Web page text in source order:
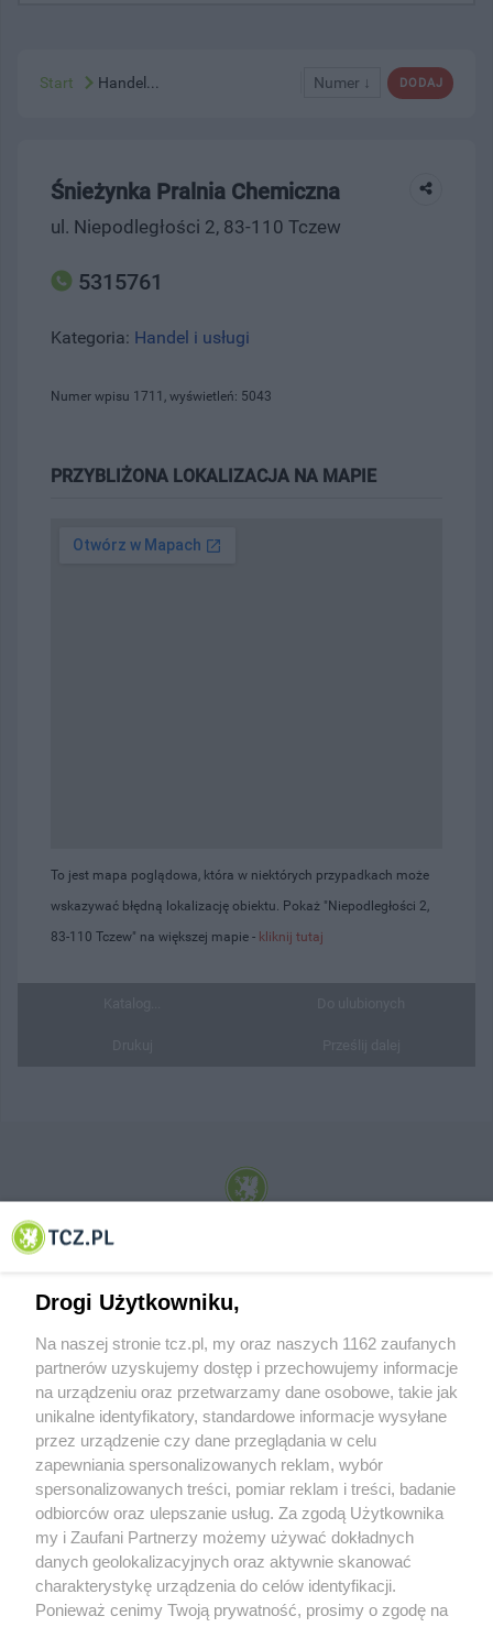
DODAJ
Numer ↓
Start Handel...
Śnieżynka Pralnia Chemiczna
ul. Niepodległości 2, 83-110 Tczew
5315761
Kategoria: Handel i usługi
Numer wpisu 1711, wyświetleń: 5043
PRZYBLIŻONA LOKALIZACJA NA MAPIE
To jest mapa poglądowa, która w niektórych przypadkach może
wskazywać błędną lokalizację obiektu. Pokaż "Niepodległości 2,
83-110 Tczew" na większej mapie - kliknij tutaj
© 2001-2026 Tczew - TCZ.PL Sp. z o.o. Internetowy Serwis Informacyjny Miasta
O FIRMIE POLITYKA PRYWATNOŚCI HOSTING
REKLAMA WSPÓŁPRACA RSS FACEBOOK KONTAKT
Nasze serwisy
Aktualności
Tcz24
Muzyka i kultura
Archiwum wydarzeń
Drogi Użytkowniku,
Na naszej stronie tcz.pl, my oraz naszych 1162 zaufanych
partnerów uzyskujemy dostęp i przechowujemy informacje
na urządzeniu oraz przetwarzamy dane osobowe, takie jak
unikalne identyfikatory, standardowe informacje wysyłane
przez urządzenie czy dane przeglądania w celu
zapewniania spersonalizowanych reklam, wybór
spersonalizowanych treści, pomiar reklam i treści, badanie
odbiorców oraz ulepszanie usług. Za zgodą Użytkownika
my i Zaufani Partnerzy możemy używać dokładnych
danych geolokalizacyjnych oraz aktywnie skanować
charakterystykę urządzenia do celów identyfikacji.
Ponieważ cenimy Twoją prywatność, prosimy o zgodę na